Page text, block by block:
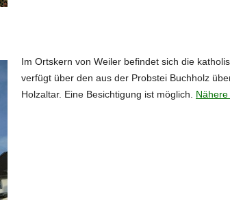
Im Ortskern von Weiler befindet sich die
verfügt über den aus der Probstei Buchholz
Holzaltar. Eine Besichtigung ist möglich.